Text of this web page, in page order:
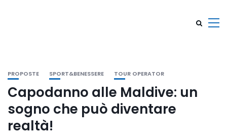
PROPOSTE SPORT&BENESSERE TOUR OPERATOR
Capodanno alle Maldive: un
sogno che può diventare
realtà!